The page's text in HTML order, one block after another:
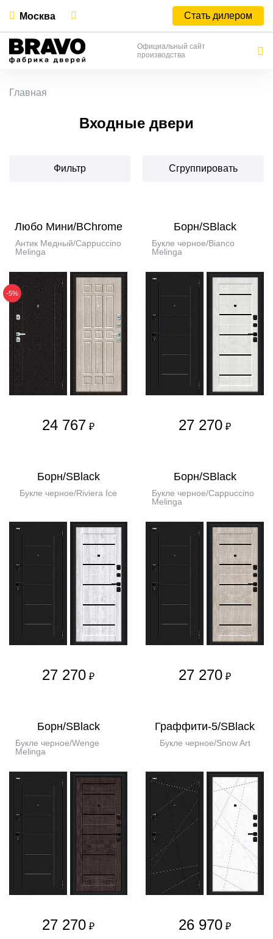
Москва Стать дилером
Официальный сайт
производства
Главная
Входные двери
Фильтр Сгруппировать
Любо Мини/BChrome
Антик Медный/Cappuccino
Melinga
-5%
24 767 ₽
Борн/SBlack
Букле черное/Bianco
Melinga
27 270 ₽
Борн/SBlack
Букле черное/Riviera Ice
27 270 ₽
Борн/SBlack
Букле черное/Cappuccino
Melinga
27 270 ₽
Борн/SBlack
Букле черное/Wenge
Melinga
27 270 ₽
Граффити-5/SBlack
Букле черное/Snow Art
26 970 ₽